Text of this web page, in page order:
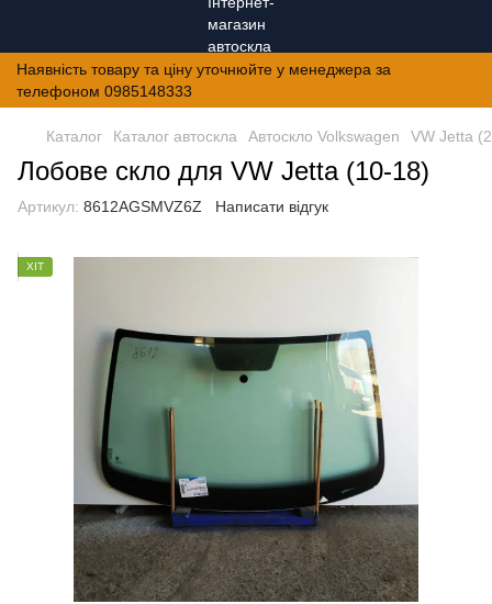
Наявність товару та ціну уточнюйте у менеджера за
телефоном 0985148333
Каталог Каталог автоскла Автоскло Volkswagen VW Jetta
Лобове скло для VW Jetta (10-18)
Артикул: 8612AGSMVZ6Z Написати відгук
ХІТ